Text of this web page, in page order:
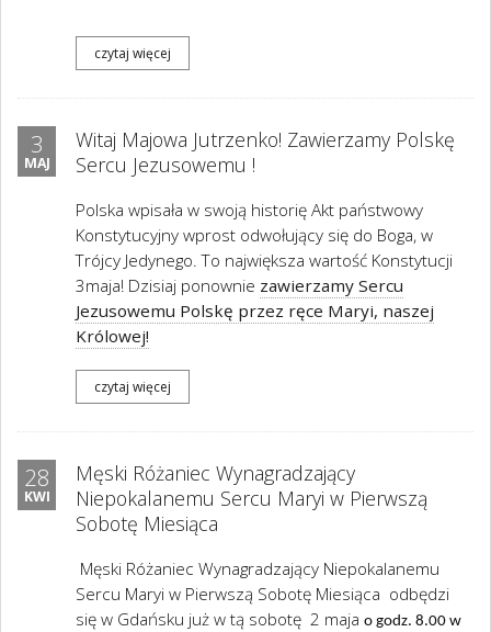
czytaj więcej
3
MAJ
Witaj Majowa Jutrzenko! Zawierzamy Polskę
Sercu Jezusowemu !
Polska wpisała w swoją historię Akt państwowy
Konstytucyjny wprost odwołujący się do Boga, w
Trójcy Jedynego. To największa wartość Konstytucji
3maja! Dzisiaj ponownie zawierzamy Sercu
Jezusowemu Polskę przez ręce Maryi, naszej
Królowej!
czytaj więcej
28
KWI
Męski Różaniec Wynagradzający
Niepokalanemu Sercu Maryi w Pierwszą
Sobotę Miesiąca
Męski Różaniec Wynagradzający Niepokalanemu
Sercu Maryi w Pierwszą Sobotę Miesiąca odbędzi
się w Gdańsku już w tą sobotę 2 maja o godz. 8.00 w